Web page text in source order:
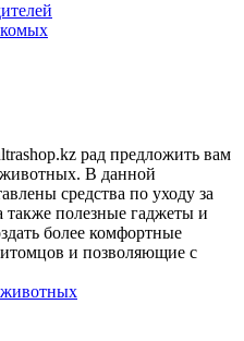
рад предложить вам
животных. В данной
средства по уходу за
полезные гаджеты и
более комфортные
и позволяющие с